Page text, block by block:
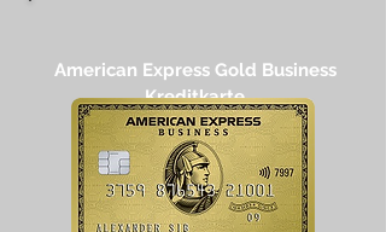
American Express Gold Business
Kreditkarte​